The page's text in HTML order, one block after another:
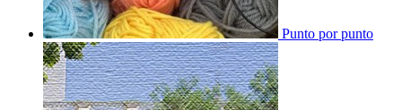
Punto por punto